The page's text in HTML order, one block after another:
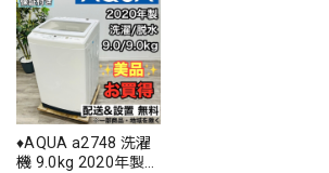
♦️AQUA a2748 洗濯
機 9.0kg 2020年製